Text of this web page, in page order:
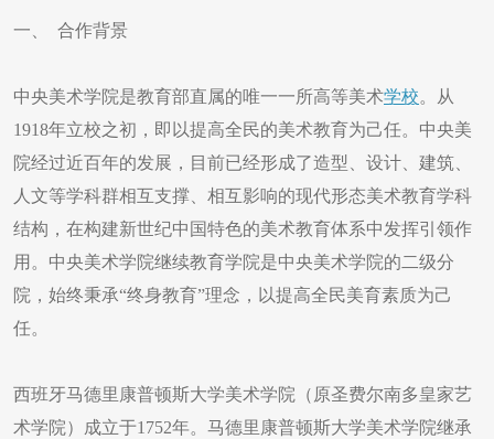
一、 合作背景
中央美术学院是教育部直属的唯一一所高等美术学校。从
1918年立校之初，即以提高全民的美术教育为己任。中央美
院经过近百年的发展，目前已经形成了造型、设计、建筑、
人文等学科群相互支撑、相互影响的现代形态美术教育学科
结构，在构建新世纪中国特色的美术教育体系中发挥引领作
用。中央美术学院继续教育学院是中央美术学院的二级分
院，始终秉承“终身教育”理念，以提高全民美育素质为己
任。
西班牙马德里康普顿斯大学美术学院（原圣费尔南多皇家艺
术学院）成立于1752年。马德里康普顿斯大学美术学院继承